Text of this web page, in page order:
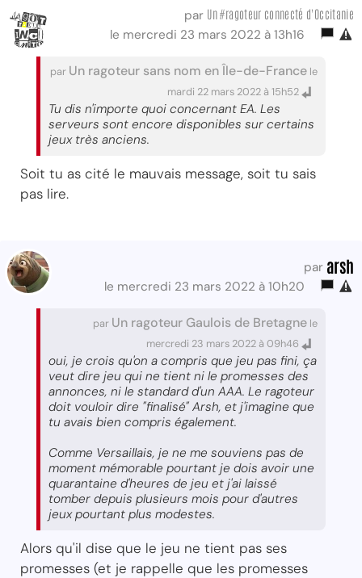
par Un #ragoteur connecté d'Occitanie
le mercredi 23 mars 2022 à 13h16
par Un ragoteur sans nom en Île-de-France le
mardi 22 mars 2022 à 15h52
Tu dis n'importe quoi concernant EA. Les
serveurs sont encore disponibles sur certains
jeux très anciens.
Soit tu as cité le mauvais message, soit tu sais
pas lire.
par arsh
le mercredi 23 mars 2022 à 10h20
par Un ragoteur Gaulois de Bretagne le
mercredi 23 mars 2022 à 09h46
oui, je crois qu'on a compris que jeu pas fini, ça
veut dire jeu qui ne tient ni le promesses des
annonces, ni le standard d'un AAA. Le ragoteur
doit vouloir dire "finalisé" Arsh, et j'imagine que
tu avais bien compris également.
Comme Versaillais, je ne me souviens pas de
moment mémorable pourtant je dois avoir une
quarantaine d'heures de jeu et j'ai laissé
tomber depuis plusieurs mois pour d'autres
jeux pourtant plus modestes.
Alors qu'il dise que le jeu ne tient pas ses
promesses (et je rappelle que les promesses